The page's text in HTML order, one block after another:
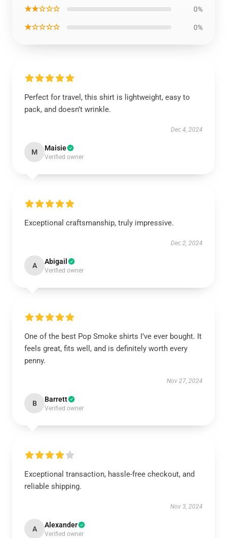
★★☆☆☆ 0%
★☆☆☆☆ 0%
Perfect for travel, this shirt is lightweight, easy to
pack, and doesn’t wrinkle.
Dec 4, 2024
M Maisie
Verified owner
Exceptional craftsmanship, truly impressive.
Dec 2, 2024
A Abigail
Verified owner
One of the best Pop Smoke shirts I’ve ever bought. It
feels great, fits well, and is definitely worth every
penny.
Nov 27, 2024
B Barrett
Verified owner
Exceptional transaction, hassle-free checkout, and
reliable shipping.
Nov 3, 2024
A Alexander
Verified owner